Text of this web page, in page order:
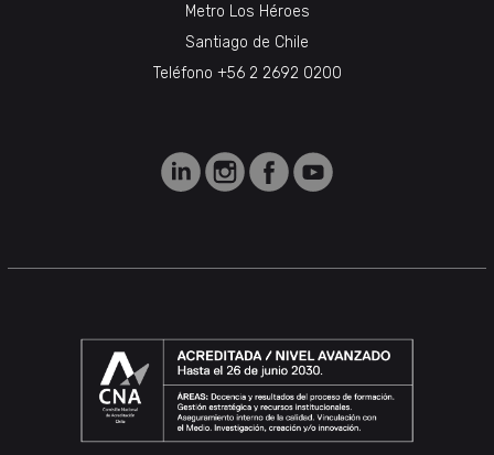
Metro Los Héroes
Santiago de Chile
Teléfono +56 2 2692 0200